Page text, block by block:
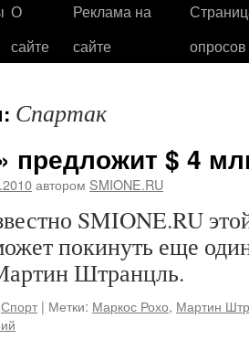
О
сайте
Реклама на
сайте
опросов
Спартак
предложит $ 4
автором SMIONE.RU
SMIONE.RU
покинуть еще
Штранцль.
Спорт | Метки: Маркос Рохо, Мартин